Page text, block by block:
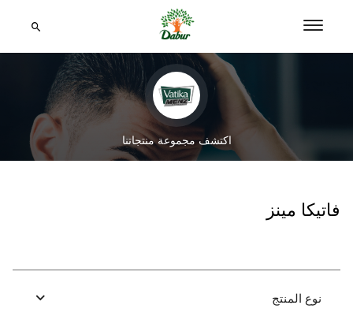
اكتشف مجموعة منتجاتنا
فاتيكا مينز
نوع المنتج